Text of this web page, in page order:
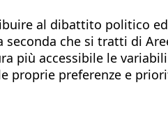
al dibattito politico
che si tratti di
più accessibile le
proprie preferenze e